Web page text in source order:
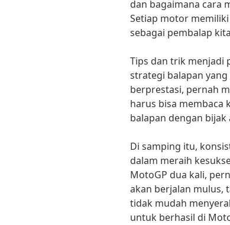
dan bagaimana cara
Setiap motor
sebagai pembalap
Tips dan trik menjadi
strategi balapan yang
berprestasi, pernah
harus bisa membaca
balapan dengan
Di samping itu,
dalam meraih
MotoGP dua kali,
akan berjalan mulus,
tidak mudah
untuk berhasil di